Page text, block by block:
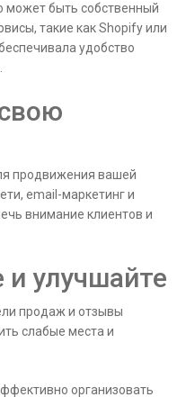
может быть собственный
такие как Shopify или
удобство
продвижения вашей
email-маркетинг и
внимание клиентов и
и улучшайте
продаж и отзывы
слабые места и
организовать